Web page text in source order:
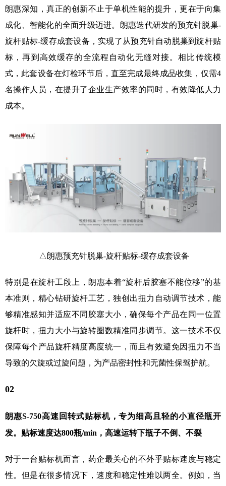
朗惠深知，真正的创新不止于单机性能的提升，更在于向集
成化、智能化的全面升级迈进。朗惠迭代研发的预充针脱巢-
旋杆贴标-缓存成套设备，实现了从预充针自动脱巢到旋杆贴
标，再到高效缓存的全流程自动化无缝对接。相比传统模
式，此套设备在灯检环节后，直至完成最终成品收集，仅需4
名操作人员，在提升了企业生产效率的同时，有效降低人力
成本。
△朗惠预充针脱巢-旋杆贴标-缓存成套设备
特别是在旋杆工段上，朗惠本着“旋杆后胶塞不能位移”的基
本准则，精心钻研旋杆工艺，独创出扭力自动调节技术，能
够精准感知并适应不同胶塞大小，确保每个产品在同一位置
旋杆时，扭力大小与旋转圈数精准同步调节。这一技术不仅
保障每个产品旋杆精度高度统一，而且有效避免因扭力不当
导致的欠旋或过旋问题，为产品密封性和无菌性保驾护航。
02
朗惠S-750高速回转式贴标机，专为细高且轻的小直径瓶开
发。贴标速度达800瓶/min，高速运转下瓶子不倒、不裂
对于一台贴标机而言，药企最关心的不外乎贴标速度与稳定
性。但是在很多情况下，速度和稳定性难以两全。例如，当